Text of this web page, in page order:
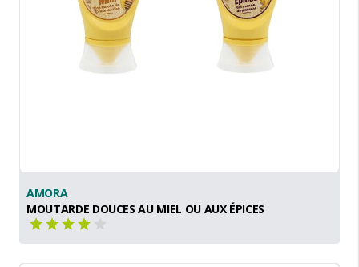
AMORA
MOUTARDE DOUCES AU MIEL OU AUX ÉPICES